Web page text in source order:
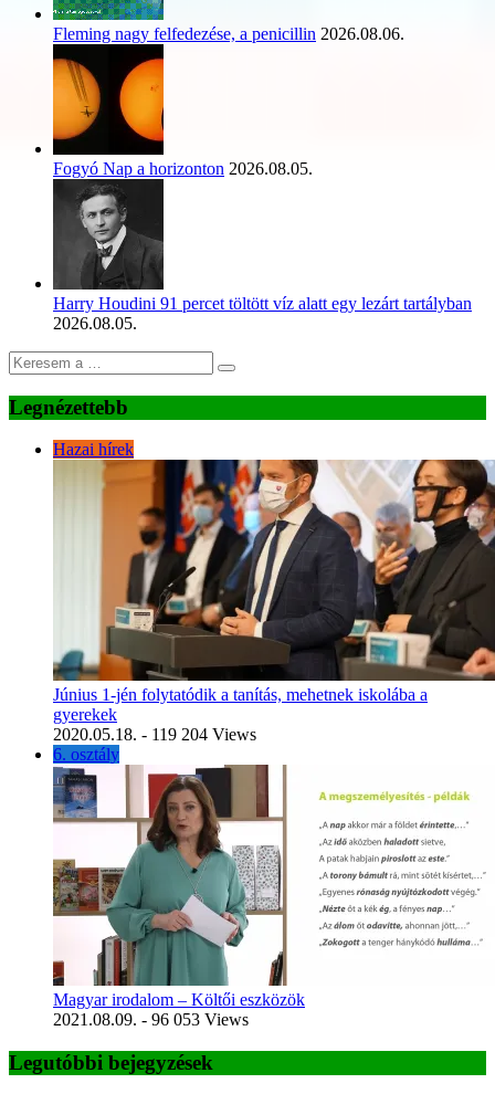
Fleming nagy felfedezése, a penicillin 2026.08.06.
Fogyó Nap a horizonton 2026.08.05.
Harry Houdini 91 percet töltött víz alatt egy lezárt tartályban
2026.08.05.
Legnézettebb
Hazai hírek
Június 1-jén folytatódik a tanítás, mehetnek iskolába a
gyerekek
2020.05.18. - 119 204 Views
6. osztály
Magyar irodalom – Költői eszközök
2021.08.09. - 96 053 Views
Legutóbbi bejegyzések